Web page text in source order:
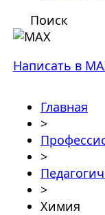
Поиск
Написать в
Главная
>
>
>
Химия